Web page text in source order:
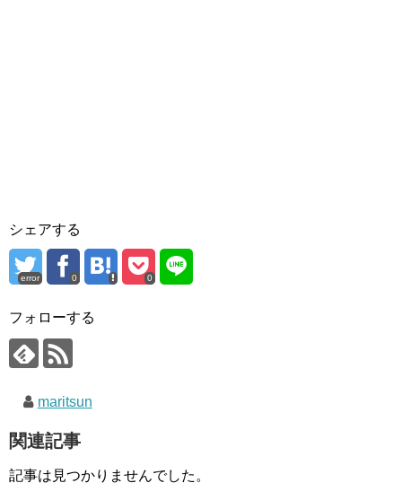
シェアする
error 0 0
フォローする
maritsun
関連記事
記事は見つかりませんでした。